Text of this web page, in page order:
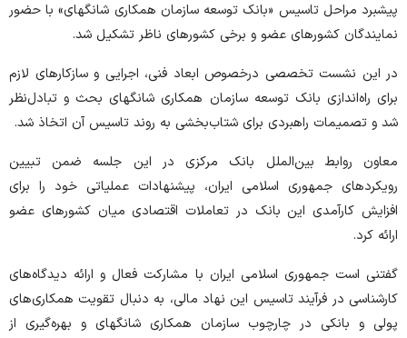
پیشبرد مراحل تاسیس «بانک توسعه سازمان همکاری شانگهای» با حضور
نمایندگان کشور‌های عضو و برخی کشور‌های ناظر تشکیل شد.
در این نشست تخصصی درخصوص ابعاد فنی، اجرایی و سازکار‌های لازم
برای راه‌اندازی بانک توسعه سازمان همکاری شانگهای بحث و تبادل‌نظر
شد و تصمیمات راهبردی برای شتاب‌بخشی به روند تاسیس آن اتخاذ شد.
معاون روابط بین‌الملل بانک مرکزی در این جلسه ضمن تبیین
رویکرد‌های جمهوری اسلامی ایران، پیشنهادات عملیاتی خود را برای
افزایش کارآمدی این بانک در تعاملات اقتصادی میان کشور‌های عضو
ارائه کرد.
گفتنی است جمهوری اسلامی ایران با مشارکت فعال و ارائه دیدگاه‌های
کارشناسی در فرآیند تاسیس این نهاد مالی، به دنبال تقویت همکاری‌های
پولی و بانکی در چارچوب سازمان همکاری شانگهای و بهره‌گیری از